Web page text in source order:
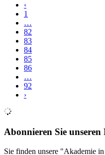
‹
1
…
82
83
84
85
86
…
92
›
Abonnieren Sie unseren
Sie finden unsere "Akademie